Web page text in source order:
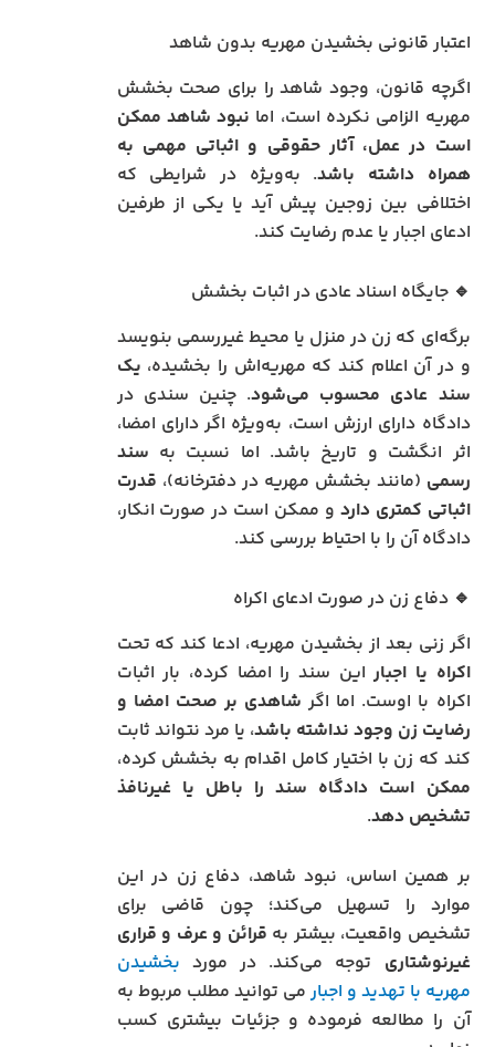
اعتبار قانونی بخشیدن مهریه بدون شاهد
اگرچه قانون، وجود شاهد را برای صحت بخشش
مهریه الزامی نکرده است، اما نبود شاهد ممکن
است در عمل، آثار حقوقی و اثباتی مهمی به
همراه داشته باشد. به‌ویژه در شرایطی که
اختلافی بین زوجین پیش آید یا یکی از طرفین
ادعای اجبار یا عدم رضایت کند.
🔹 جایگاه اسناد عادی در اثبات بخشش
برگه‌ای که زن در منزل یا محیط غیررسمی بنویسد
و در آن اعلام کند که مهریه‌اش را بخشیده، یک
سند عادی محسوب می‌شود. چنین سندی در
دادگاه دارای ارزش است، به‌ویژه اگر دارای امضا،
اثر انگشت و تاریخ باشد. اما نسبت به سند
رسمی (مانند بخشش مهریه در دفترخانه)، قدرت
اثباتی کمتری دارد و ممکن است در صورت انکار،
دادگاه آن را با احتیاط بررسی کند.
🔹 دفاع زن در صورت ادعای اکراه
اگر زنی بعد از بخشیدن مهریه، ادعا کند که تحت
اکراه یا اجباراین سند را امضا کرده، بار اثبات
اکراه با اوست. اما اگر شاهدی بر صحت امضا و
رضایت زن وجود نداشته باشد، یا مرد نتواند ثابت
کند که زن با اختیار کامل اقدام به بخشش کرده،
ممکن است دادگاه سند را باطل یا غیرنافذ
تشخیص دهد.
بر همین اساس، نبود شاهد، دفاع زن در این
موارد را تسهیل می‌کند؛ چون قاضی برای
تشخیص واقعیت، بیشتر به قرائن و عرف و قراری
غیرنوشتاری توجه می‌کند. در مورد بخشیدن
مهریه با تهدید و اجبار می توانید مطلب مربوط به
آن را مطالعه فرموده و جزئیات بیشتری کسب